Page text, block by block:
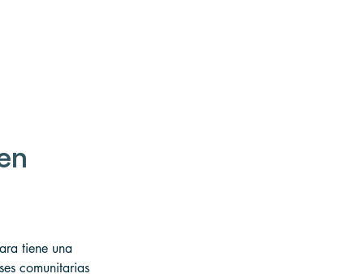
tiene una
comunitarias